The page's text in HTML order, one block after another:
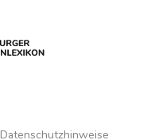
Datenschutzhinweise